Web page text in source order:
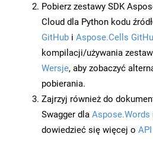
Pobierz zestawy SDK
Cloud dla Python kodu
GitHub i Aspose.Cells
kompilacji/używania
Wersje, aby zobaczyć
pobierania.
Zajrzyj również do
Swagger dla Aspose.Words
dowiedzieć się więcej o API